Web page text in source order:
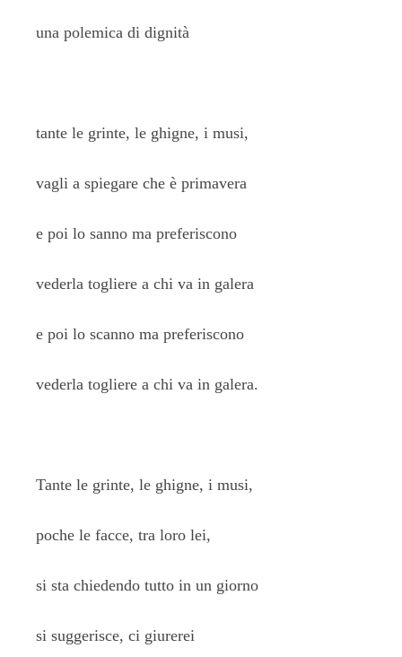
una polemica di dignità
tante le grinte, le ghigne, i musi,
vagli a spiegare che è primavera
e poi lo sanno ma preferiscono
vederla togliere a chi va in galera
e poi lo scanno ma preferiscono
vederla togliere a chi va in galera.
Tante le grinte, le ghigne, i musi,
poche le facce, tra loro lei,
si sta chiedendo tutto in un giorno
si suggerisce, ci giurerei